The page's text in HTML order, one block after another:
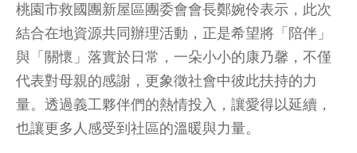
桃園市救國團新屋區團委會會長鄭婉伶表示，此次
結合在地資源共同辦理活動，正是希望將「陪伴」
與「關懷」落實於日常，一朵小小的康乃馨，不僅
代表對母親的感謝，更象徵社會中彼此扶持的力
量。透過義工夥伴們的熱情投入，讓愛得以延續，
也讓更多人感受到社區的溫暖與力量。